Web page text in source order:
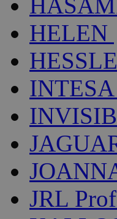
HELEN
INTESA
JRL